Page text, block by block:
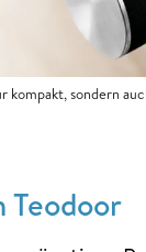
kompakt, sondern